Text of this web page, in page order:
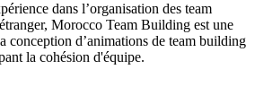
dans l’organisation des team
Morocco Team Building est une
conception d’animations de team building
la cohésion d'équipe.